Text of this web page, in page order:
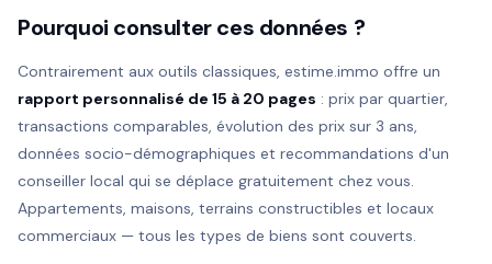
Pourquoi consulter ces données ?
Contrairement aux outils classiques, estime.immo offre un
rapport personnalisé de 15 à 20 pages : prix par quartier,
transactions comparables, évolution des prix sur 3 ans,
données socio-démographiques et recommandations d'un
conseiller local qui se déplace gratuitement chez vous.
Appartements, maisons, terrains constructibles et locaux
commerciaux — tous les types de biens sont couverts.